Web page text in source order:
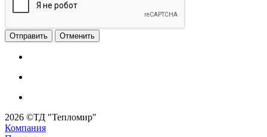
Отменить
2026 ©ТД "Тепломир"
Компания